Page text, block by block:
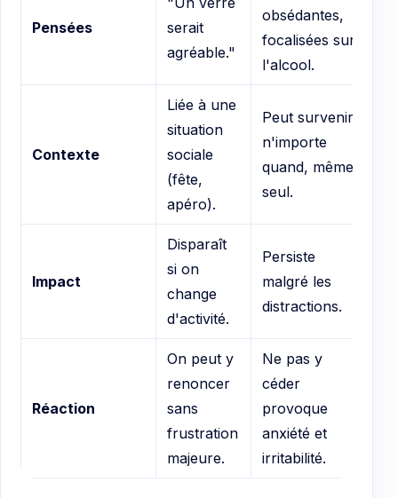
Pensées
serait
agréable."
obsédantes,
focalisées sur
l'alcool.
Contexte
Liée à une
situation
sociale
(fête,
apéro).
Peut survenir
n'importe
quand, même
seul.
Impact
Disparaît
si on
change
d'activité.
Persiste
malgré les
distractions.
Réaction
On peut y
renoncer
sans
frustration
majeure.
Ne pas y
céder
provoque
anxiété et
irritabilité.